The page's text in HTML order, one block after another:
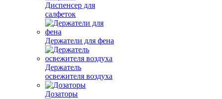
Диспенсер для
салфеток
Держатели для фена
Держатель
освежителя воздуха
Дозаторы